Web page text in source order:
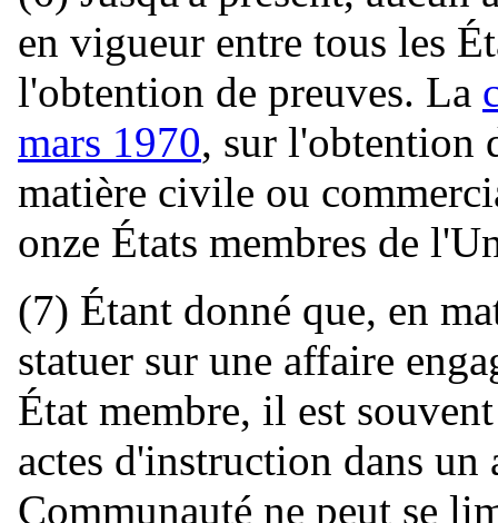
en vigueur entre tous les
l'obtention de preuves. La
mars 1970, sur l'obtention
matière civile ou
onze États membres de
(7) Étant donné que, en
statuer sur une affaire
État membre, il est
actes d'instruction dans
Communauté ne peut se